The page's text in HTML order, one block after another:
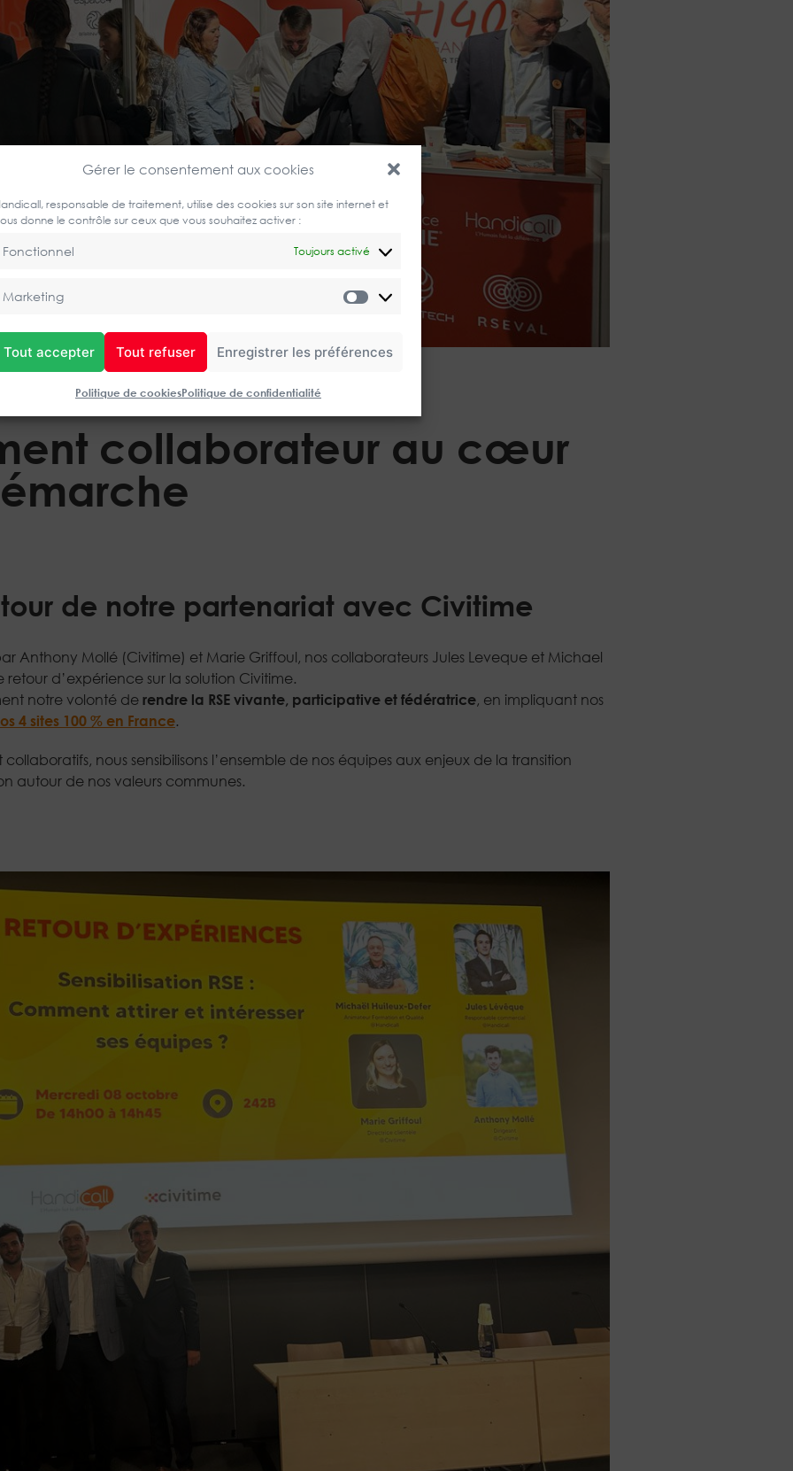
Gérer le consentement aux cookies
responsable de traitement, utilise des cookies sur son site internet et
donne le contrôle sur ceux que vous souhaitez activer :
Fonctionnel Toujours activé
Marketing Marketing
Tout accepter Tout refuser Enregistrer les préférences
Politique de cookiesPolitique de confidentialité
collaborateur au cœur
de notre partenariat avec Civitime
Anthony Mollé (Civitime) et Marie Griffoul, nos collaborateurs Jules Leveque et Michael
d’expérience sur la solution Civitime.
notre volonté de rendre la RSE vivante, participative et fédératrice, en impliquant nos
4 sites 100 % en France.
nous sensibilisons l’ensemble de nos équipes aux enjeux de la transition
autour de nos valeurs communes.